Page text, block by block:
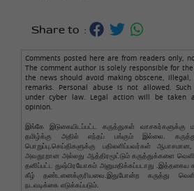
Share to :
Comments posted here are from readers only,
The comment author is solely responsible for
the news should avoid making obscene,
remarks. Personal abuse is not allowed.
under cyber law. Legal action will be taken
opinion.
இங்கே இடுகையிடப்பட்ட கருத்துகள் வாசகர்களுக்கு
தமிழ்க்கு அதில் எந்தப் பங்கும் இல்லை.
பொறுப்பு.செய்திகளுக்கு பதிலளிப்பவர்கள்
அவதூறான அல்லது ஆத்திரமூட்டும் கருத்துக்களை
தனிப்பட்ட துஷ்பிரயோகம் அனுமதிக்கப்படாது
கீழ் தண்டனைக்குரியவை.இதுபோன்ற கருத்து
நடவடிக்கை எடுக்கப்படும்.